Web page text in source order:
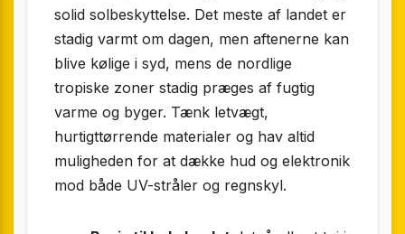
solid solbeskyttelse. Det meste af landet er
stadig varmt om dagen, men aftenerne kan
blive kølige i syd, mens de nordlige
tropiske zoner stadig præges af fugtig
varme og byger. Tænk letvægt,
hurtigttørrende materialer og hav altid
muligheden for at dække hud og elektronik
mod både UV-stråler og regnskyl.